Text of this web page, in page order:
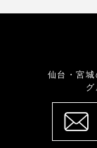
仙台・宮城